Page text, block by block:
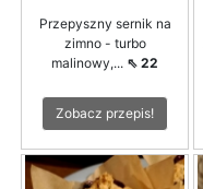
Przepyszny sernik na
zimno - turbo
malinowy,... ⇖ 22
Zobacz przepis!